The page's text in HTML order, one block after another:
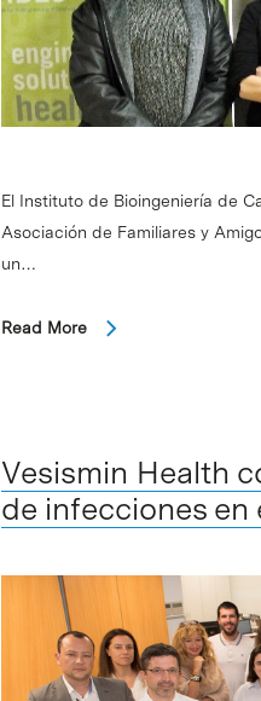
El Instituto de Bioingeniería de
Asociación de Familiares y
un…
Read More
Vesismin Health
de infecciones